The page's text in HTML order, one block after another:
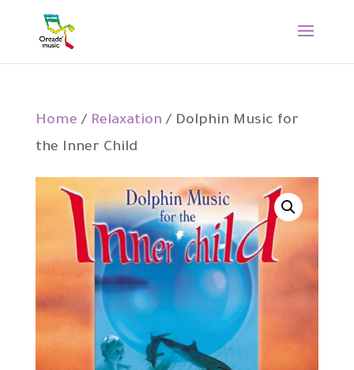
Home / Relaxation / Dolphin Music for
the Inner Child